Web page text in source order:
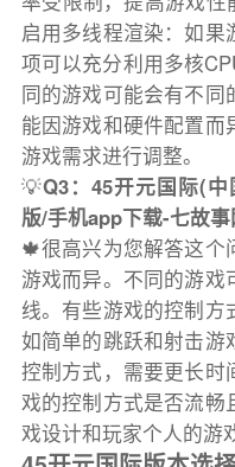
启用多线程渲染：如果
项可以充分利用多核
同的游戏可能会有不同
能因游戏和硬件配置而
游戏需求进行调整。
💡Q3：45开元国际(
版/手机app下载-七故事
🍁很高兴为您解答这个
游戏而异。不同的游戏
线。有些游戏的控制方
如简单的跳跃和射击游
控制方式，需要更长时
戏的控制方式是否流畅
戏设计和玩家个人的游